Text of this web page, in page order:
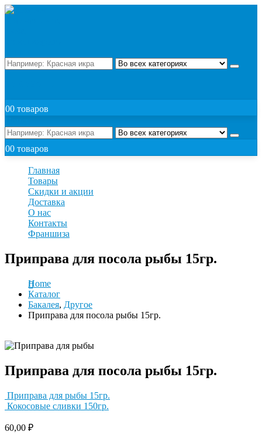
00 товаров
00 товаров
Главная
Товары
Скидки и акции
Доставка
О нас
Контакты
Франшиза
Приправа для посола рыбы 15гр.
Home
Каталог
Бакалея, Другое
Приправа для посола рыбы 15гр.
Приправа для посола рыбы 15гр.
Приправа для рыбы 15гр.
Кокосовые сливки 150гр.
60,00 ₽